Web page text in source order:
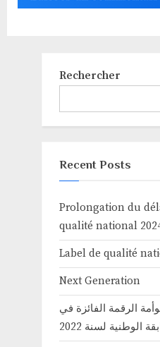
Rechercher
Recent Posts
Prolongation du
qualité national
Label de qualité
Next Generation
الرقمة الفائزة في
الوطنية لسنة 2022